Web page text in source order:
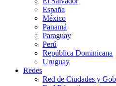
España
México
Panamá
Paraguay
Perú
República Dominicana
Uruguay
Redes
Red de Ciudades y